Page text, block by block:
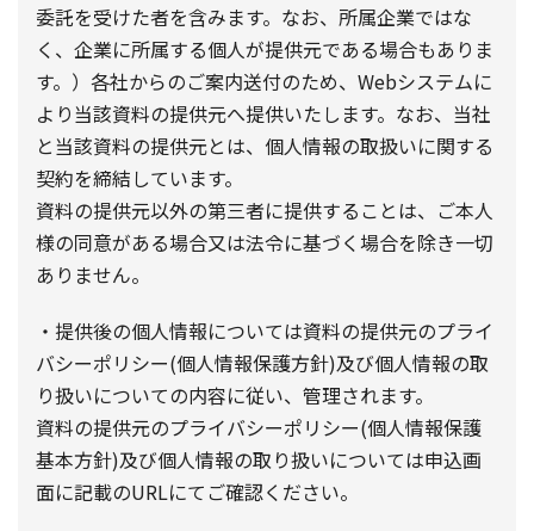
委託を受けた者を含みます。なお、所属企業ではな
く、企業に所属する個人が提供元である場合もありま
す。）各社からのご案内送付のため、Webシステムに
より当該資料の提供元へ提供いたします。なお、当社
と当該資料の提供元とは、個人情報の取扱いに関する
契約を締結しています。
資料の提供元以外の第三者に提供することは、ご本人
様の同意がある場合又は法令に基づく場合を除き一切
ありません。
・提供後の個人情報については資料の提供元のプライ
バシーポリシー(個人情報保護方針)及び個人情報の取
り扱いについての内容に従い、管理されます。
資料の提供元のプライバシーポリシー(個人情報保護
基本方針)及び個人情報の取り扱いについては申込画
面に記載のURLにてご確認ください。